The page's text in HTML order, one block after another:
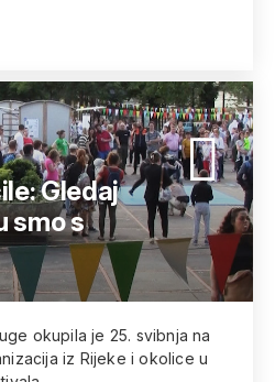
Gledaj
smo s
okupila je 25. svibnja na
iz Rijeke i okolice u